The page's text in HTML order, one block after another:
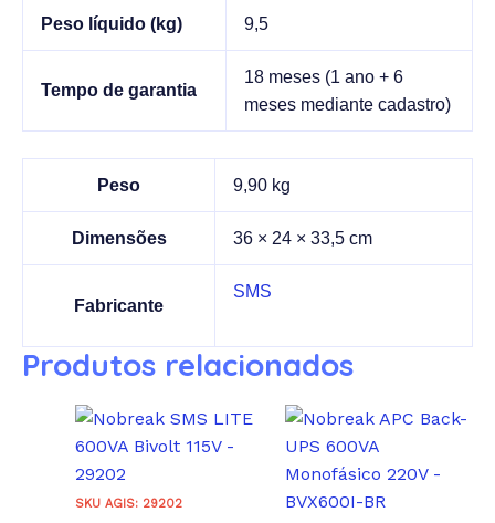
Peso líquido (kg) 9,5
Tempo de garantia
18 meses (1 ano + 6
meses mediante cadastro)
Peso 9,90 kg
Dimensões 36 × 24 × 33,5 cm
Fabricante
SMS
Produtos relacionados
SKU AGIS: 29202